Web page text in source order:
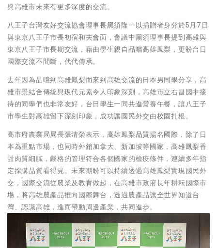
與高雄市未來有更多深度的交流。
八王子台灣友好交流協會理事長黑須隆一以捐贈者身分於5月7日
與東京八王子市長初宿和夫會面，會議中黑須理事長提到高雄與
東京八王子市長期交流，藉由學生親自品嚐高雄鳳梨，更盼台日
國際交流不間斷，代代傳承。
去年因為品嚐到高雄鳳梨而來到高雄交流的日本男同學分享，高
雄市景結合傳統與現代元素令人印象深刻，高雄市立右昌國中接
待的同學們也非常友好，台日學生一同共進營養午餐，讓八王子
市學生對高雄留下深刻印象，成功讓國民外交由校園扎根。
高市府農業局局長張清榮表示，高雄鳳梨品質揚名國際，除了日
本為重點市場，也同時外銷加拿大、新加坡等國家，高雄鳳梨香
甜肉質細膩，嚴格的管理符合各個國家的檢疫條件，連續多年指
定採購品質看得見。未來期盼可以持續透過高雄鳳梨實現國民外
交，國際交流從農業及教育做起，在高雄市政府長年耕耘國際市
場，將高雄農產品推向國際舞台，透過農產品讓全世界知道台
灣、認識高雄，進而帶動周邊產業，共同進步。